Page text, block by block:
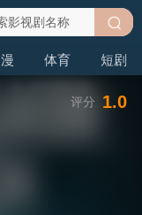
体育 短剧
搜
评分 1.0